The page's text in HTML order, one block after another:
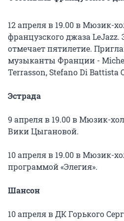
12 апреля в 19.00 в Мюзик-
французского джаза LeJazz.
отмечает пятилетие.
музыканты Франции -
Terrasson, Stefano Di Battista
Эстрада
9 апреля в 19.00 в Мюзик-
Вики Цыгановой.
10 апреля в 19.00 в Мюзик-
программой «Элегия».
Шансон
10 апреля в ДК Горького